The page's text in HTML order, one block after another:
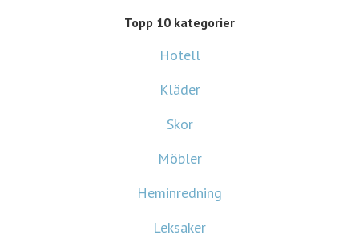
Topp 10 kategorier
Hotell
Kläder
Skor
Möbler
Heminredning
Leksaker